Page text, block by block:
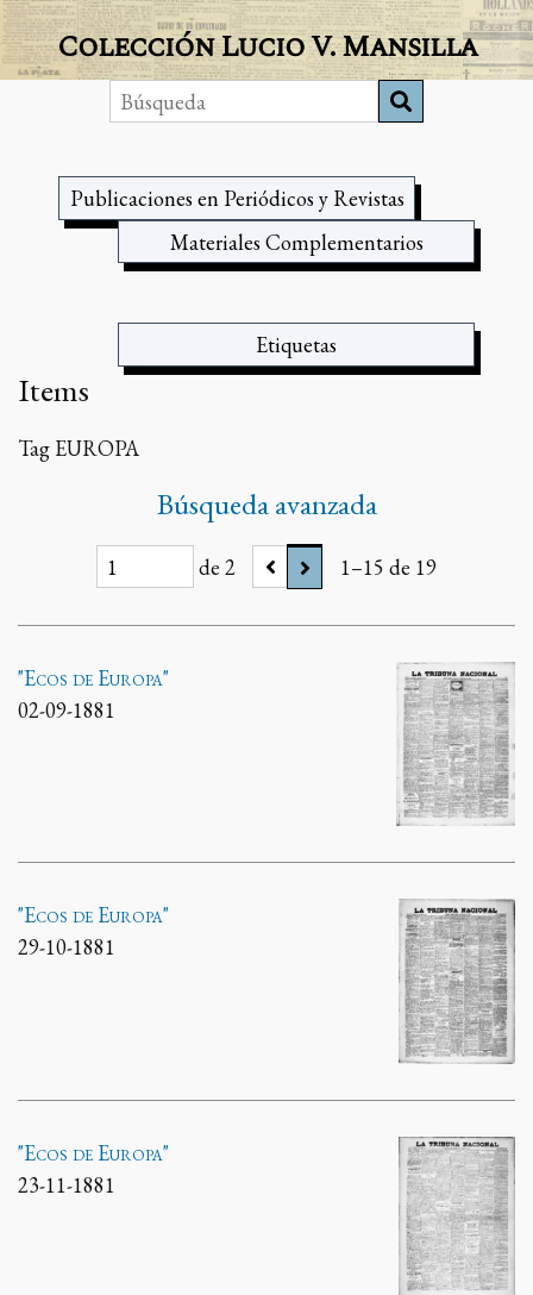
Colección Lucio V. Mansilla
Publicaciones en Periódicos y Revistas
Materiales Complementarios
Etiquetas
Items
Tag EUROPA
de 2 1–15 de 19
Búsqueda avanzada
"Ecos de Europa"
02-09-1881
"Ecos de Europa"
29-10-1881
"Ecos de Europa"
23-11-1881